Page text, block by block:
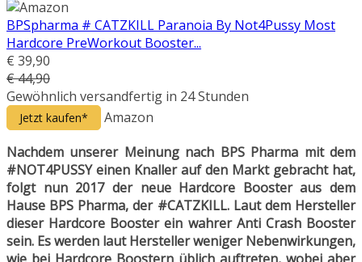
BPSpharma # CATZKILL Paranoia By Not4Pussy Most
Hardcore PreWorkout Booster...
€ 39,90
€ 44,90
Gewöhnlich versandfertig in 24 Stunden
Jetzt kaufen*
Amazon
Nachdem unserer Meinung nach BPS Pharma mit dem
#NOT4PUSSY einen Knaller auf den Markt gebracht hat,
folgt nun 2017 der neue Hardcore Booster aus dem
Hause BPS Pharma, der #CATZKILL. Laut dem Hersteller
dieser Hardcore Booster ein wahrer Anti Crash Booster
sein. Es werden laut Hersteller weniger Nebenwirkungen,